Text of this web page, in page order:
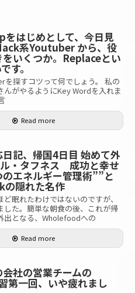
はじめとして、今日見
系Youtuber から、役
をいくつか。Replaceとい
す。
を探すコツって何でしょう。 私の
んがやるようにKey Wordを入れま
Read more
記、帰国4日目 始めて外
ル・タフネス 成功と幸せ
エネルギー管理術””と
隠れた名作
眠れたわけではないのですが、
した。簡単な朝食の後、これが帰
出となる、Wholefoodへの
Read more
社の営業チームの
第一回、いや疲れまし